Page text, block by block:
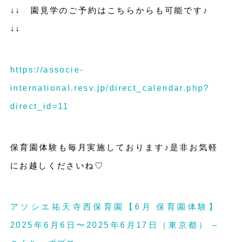
↓↓ 園見学のご予約はこちらからも可能です♪
↓↓
https://associe-
international.resv.jp/direct_calendar.php?
direct_id=11
保育園体験も毎月実施しております♪是非お気軽
にお越しくださいね♡
アソシエ祐天寺西保育園【6月 保育園体験】
2025年6月6日〜2025年6月17日（東京都） –